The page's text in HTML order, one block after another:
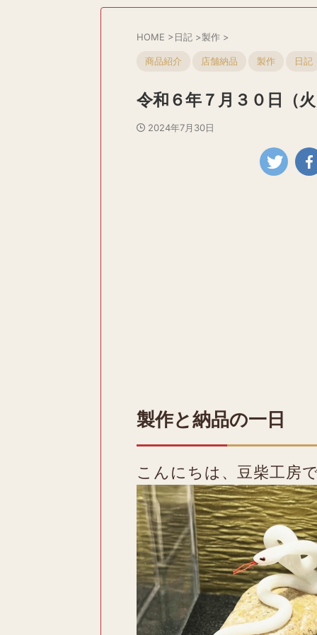
HOME >日記 >製作 >
商品紹介 店舗納品 製作 日記
令和６年７月３０日（
2024年7月30日
製作と納品の一日
こんにちは、豆柴工房